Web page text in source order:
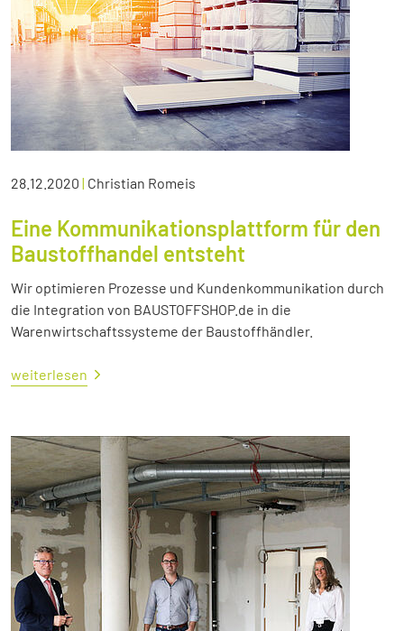
28.12.2020 | Christian Romeis
Eine Kommunikationsplattform für den
Baustoffhandel entsteht
Wir optimieren Prozesse und Kundenkommunikation durch
die Integration von BAUSTOFFSHOP.de in die
Warenwirtschaftssysteme der Baustoffhändler.
weiterlesen